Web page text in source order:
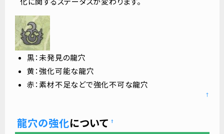
黒：未発見の龍穴
黄：強化可能な龍穴
赤：素材不足などで強化不可な龍穴
↑
龍穴の強化について †